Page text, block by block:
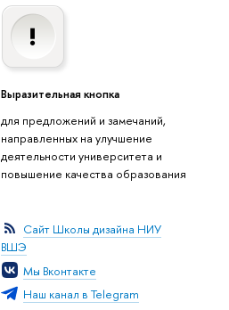
Выразительная кнопка
для предложений и замечаний,
направленных на улучшение
деятельности университета и
повышение качества образования
Сайт Школы дизайна НИУ
ВШЭ
Мы Вконтакте
Наш канал в Telegram